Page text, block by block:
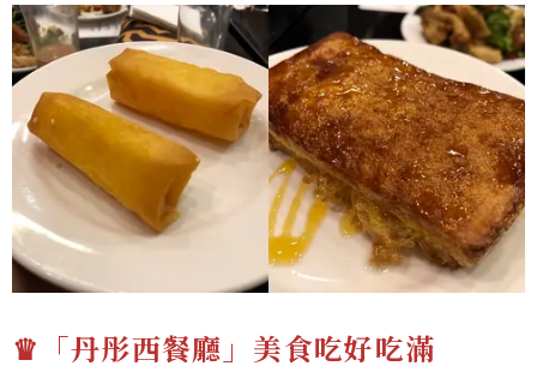
♛「丹彤西餐廳」美食吃好吃滿